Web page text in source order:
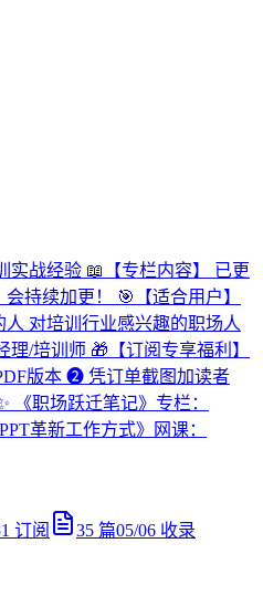
实战经验 📖【专栏内容】 已更
持续加更！ 🎯【适合用户】
对培训行业感兴趣的职场人
/培训师 🎁【订阅专享福利】
版本 ❷ 凭订单截图加读者
《职场跃迁笔记》专栏：
革新工作方式》网课：
订阅 35 篇05/06 收录